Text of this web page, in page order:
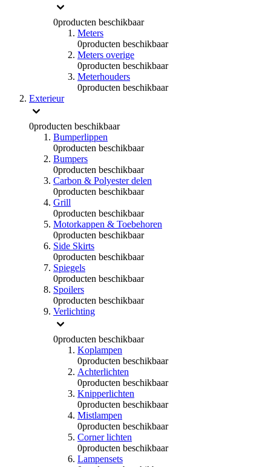
0producten beschikbaar
Meters
0producten beschikbaar
Meters overige
0producten beschikbaar
Meterhouders
0producten beschikbaar
Exterieur
0producten beschikbaar
Bumperlippen
0producten beschikbaar
Bumpers
0producten beschikbaar
Carbon & Polyester delen
0producten beschikbaar
Grill
0producten beschikbaar
Motorkappen & Toebehoren
0producten beschikbaar
Side Skirts
0producten beschikbaar
Spiegels
0producten beschikbaar
Spoilers
0producten beschikbaar
Verlichting
0producten beschikbaar
Koplampen
0producten beschikbaar
Achterlichten
0producten beschikbaar
Knipperlichten
0producten beschikbaar
Mistlampen
0producten beschikbaar
Corner lichten
0producten beschikbaar
Lampensets